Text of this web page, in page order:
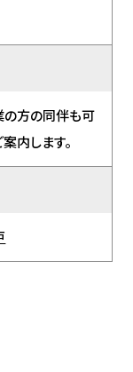
の方の同伴も可
内します。